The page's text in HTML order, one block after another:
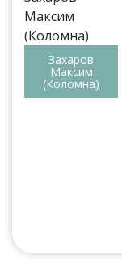
Захаров
Максим
(Коломна)